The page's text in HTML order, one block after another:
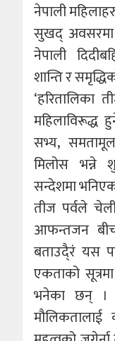
नेपाली
सुखद् अवसरमा
नेपाली
शान्ति र
‘हरितालिका
महिलाविरूद्ध
सभ्य‚
मिलोस भन्ने
सन्देशमा
तीज पर्वले
आफन्तजन
बताउदै्रंं यस
एकताको
भनेका छन् ।